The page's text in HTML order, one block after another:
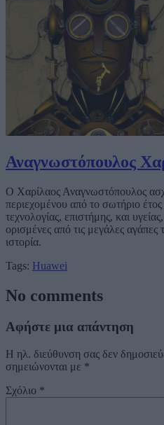
Αναγνωστόπουλος
Ο Χαρίλαος Αναγνωστόπουλος
περιεχομένου από το σωτήριο
τεχνολογίας, επιστήμης, και
ορισμένες από τις μεγάλες
ιστορία.
Tags: Huawei
No comments
Αφήστε μια απάντηση
Η ηλ. διεύθυνση σας δεν
σημειώνονται με *
Σχόλιο *